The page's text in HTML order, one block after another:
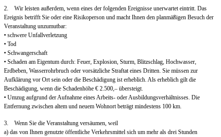
2. Wir leisten außerdem, wenn eines der folgenden Ereignisse unerwartet eintritt. Das
Ereignis betrifft Sie oder eine Risikoperson und macht Ihnen den planmäßigen Besuch der
Veranstaltung unzumutbar:
• schwere Unfallverletzung
• Tod
• Schwangerschaft
• Schaden am Eigentum durch: Feuer, Explosion, Sturm, Blitzschlag, Hochwasser,
Erdbeben, Wasserrohrbruch oder vorsätzliche Straftat eines Dritten. Sie müssen zur
Aufklärung vor Ort sein oder die Beschädigung ist erheblich. Als erheblich gilt die
Beschädigung, wenn die Schadenhöhe € 2.500,– übersteigt.
• Umzug aufgrund der Aufnahme eines Arbeits- oder Ausbildungsverhältnisses. Die
Entfernung zwischen altem und neuem Wohnort beträgt mindestens 100 km.
3. Wenn Sie die Veranstaltung versäumen, weil
a) das von Ihnen genutzte öffentliche Verkehrsmittel sich um mehr als drei Stunden